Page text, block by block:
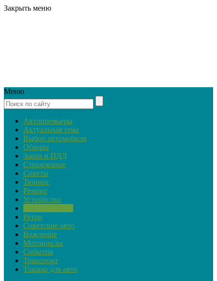
Закрыть меню
Меню
Автопремьеры
Актуальная тема
Выбор автомобиля
Обзоры
Закон и ПДД
Страхование
Советы
Тюнинг
Ремонт
Устройство
Ретро
Советские авто
Вождение
Мотоциклы
События
Транспорт
Товары для авто